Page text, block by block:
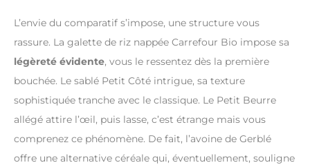
L’envie du comparatif s’impose, une structure vous
rassure. La galette de riz nappée Carrefour Bio impose sa
légèreté évidente, vous le ressentez dès la première
bouchée. Le sablé Petit Côté intrigue, sa texture
sophistiquée tranche avec le classique. Le Petit Beurre
allégé attire l’œil, puis lasse, c’est étrange mais vous
comprenez ce phénomène. De fait, l’avoine de Gerblé
offre une alternative céréale qui, éventuellement, souligne